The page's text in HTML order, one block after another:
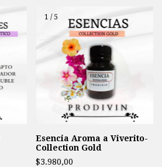
1 / 5
Esencia Aroma a Viverito-
Collection Gold
$3.980,00